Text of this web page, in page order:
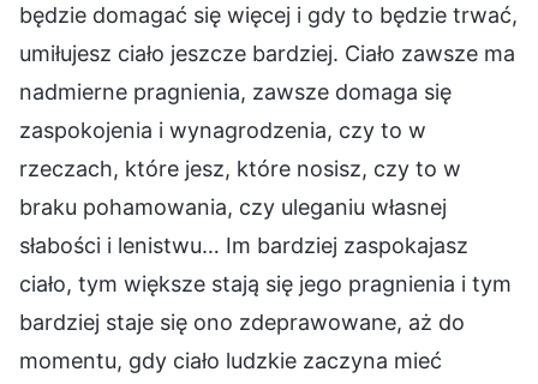
będzie domagać się więcej i gdy to będzie trwać,
umiłujesz ciało jeszcze bardziej. Ciało zawsze ma
nadmierne pragnienia, zawsze domaga się
zaspokojenia i wynagrodzenia, czy to w
rzeczach, które jesz, które nosisz, czy to w
braku pohamowania, czy uleganiu własnej
słabości i lenistwu… Im bardziej zaspokajasz
ciało, tym większe stają się jego pragnienia i tym
bardziej staje się ono zdeprawowane, aż do
momentu, gdy ciało ludzkie zaczyna mieć